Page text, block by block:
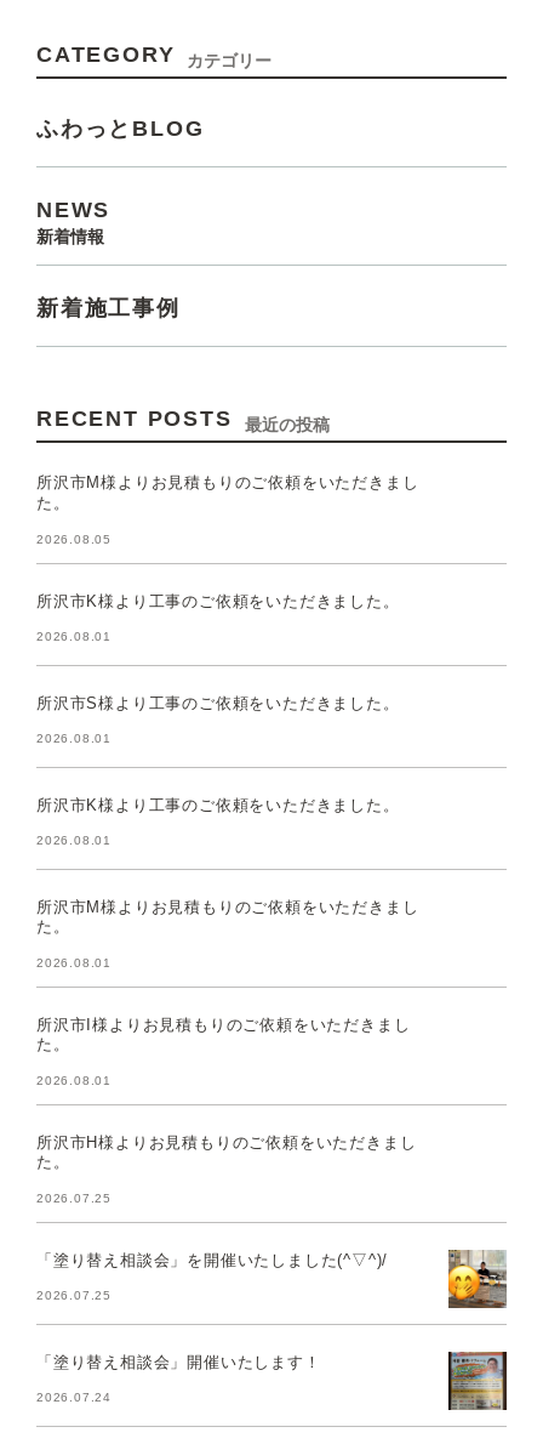
CATEGORY カテゴリー
ふわっとBLOG
NEWS
新着情報
新着施工事例
RECENT POSTS 最近の投稿
所沢市M様よりお見積もりのご依頼をいただきまし
た。
2026.08.05
所沢市K様より工事のご依頼をいただきました。
2026.08.01
所沢市S様より工事のご依頼をいただきました。
2026.08.01
所沢市K様より工事のご依頼をいただきました。
2026.08.01
所沢市M様よりお見積もりのご依頼をいただきまし
た。
2026.08.01
所沢市I様よりお見積もりのご依頼をいただきまし
た。
2026.08.01
所沢市H様よりお見積もりのご依頼をいただきまし
た。
2026.07.25
「塗り替え相談会」を開催いたしました(^▽^)/
2026.07.25
「塗り替え相談会」開催いたします！
2026.07.24